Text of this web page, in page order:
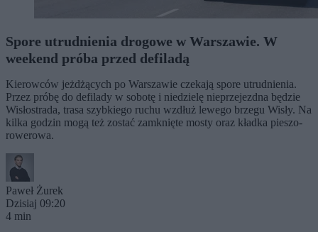
Spore utrudnienia drogowe w Warszawie. W
weekend próba przed defiladą
Kierowców jeżdżących po Warszawie czekają spore utrudnienia.
Przez próbę do defilady w sobotę i niedzielę nieprzejezdna będzie
Wisłostrada, trasa szybkiego ruchu wzdłuż lewego brzegu Wisły. Na
kilka godzin mogą też zostać zamknięte mosty oraz kładka pieszo-
rowerowa.
Paweł Żurek
Dzisiaj 09:20
4 min